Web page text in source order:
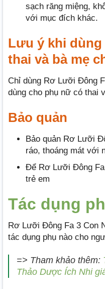
sạch răng miệng,
với mục đích khác.
Lưu ý khi
thai và bà mẹ
Chỉ dùng Rơ Lưỡi Đông
dùng cho phụ nữ có thai
Bảo quản
Bảo quản Rơ Lưỡi
ráo, thoáng mát với
Để Rơ Lưỡi Đông
trẻ em
Tác dụng
Rơ Lưỡi Đông Fa 3 Con
tác dụng phụ nào cho
=> Tham khảo thêm:
Thảo Dược Ích Nhi